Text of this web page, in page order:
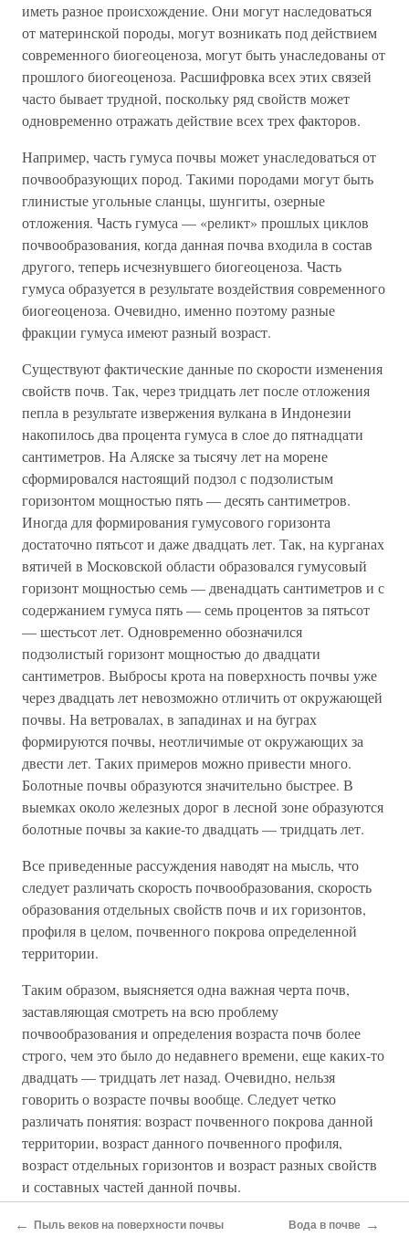
иметь разное происхождение. Они могут наследоваться
от материнской породы, могут возникать под действием
современного биогеоценоза, могут быть унаследованы от
прошлого биогеоценоза. Расшифровка всех этих связей
часто бывает трудной, поскольку ряд свойств может
одновременно отражать действие всех трех факторов.
Например, часть гумуса почвы может унаследоваться от
почвообразующих пород. Такими породами могут быть
глинистые угольные сланцы, шунгиты, озерные
отложения. Часть гумуса — «реликт» прошлых циклов
почвообразования, когда данная почва входила в состав
другого, теперь исчезнувшего биогеоценоза. Часть
гумуса образуется в результате воздействия современного
биогеоценоза. Очевидно, именно поэтому разные
фракции гумуса имеют разный возраст.
Существуют фактические данные по скорости изменения
свойств почв. Так, через тридцать лет после отложения
пепла в результате извержения вулкана в Индонезии
накопилось два процента гумуса в слое до пятнадцати
сантиметров. На Аляске за тысячу лет на морене
сформировался настоящий подзол с подзолистым
горизонтом мощностью пять — десять сантиметров.
Иногда для формирования гумусового горизонта
достаточно пятьсот и даже двадцать лет. Так, на курганах
вятичей в Московской области образовался гумусовый
горизонт мощностью семь — двенадцать сантиметров и с
содержанием гумуса пять — семь процентов за пятьсот
— шестьсот лет. Одновременно обозначился
подзолистый горизонт мощностью до двадцати
сантиметров. Выбросы крота на поверхность почвы уже
через двадцать лет невозможно отличить от окружающей
почвы. На ветровалах, в западинах и на буграх
формируются почвы, неотличимые от окружающих за
двести лет. Таких примеров можно привести много.
Болотные почвы образуются значительно быстрее. В
выемках около железных дорог в лесной зоне образуются
болотные почвы за какие-то двадцать — тридцать лет.
Все приведенные рассуждения наводят на мысль, что
следует различать скорость почвообразования, скорость
образования отдельных свойств почв и их горизонтов,
профиля в целом, почвенного покрова определенной
территории.
Таким образом, выясняется одна важная черта почв,
заставляющая смотреть на всю проблему
почвообразования и определения возраста почв более
строго, чем это было до недавнего времени, еще каких-то
двадцать — тридцать лет назад. Очевидно, нельзя
говорить о возрасте почвы вообще. Следует четко
различать понятия: возраст почвенного покрова данной
территории, возраст данного почвенного профиля,
возраст отдельных горизонтов и возраст разных свойств
и составных частей данной почвы.
Если снова вернуться к началу отступления ледника на
← Пыль веков на поверхности почвы Вода в почве →